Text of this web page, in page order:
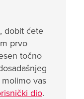
dobit ćete
prvo
točno
vas
dio.